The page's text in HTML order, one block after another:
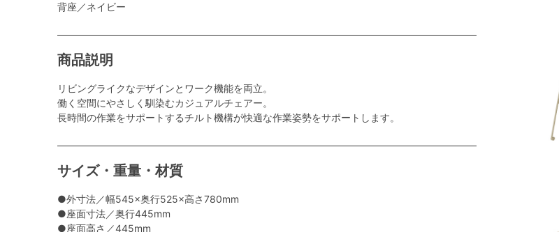
背座／ネイビー
商品説明
リビングライクなデザインとワーク機能を両立。
働く空間にやさしく馴染むカジュアルチェアー。
長時間の作業をサポートするチルト機構が快適な作業姿勢をサポートします。
サイズ・重量・材質
●外寸法／幅545×奥行525×高さ780mm
●座面寸法／奥行445mm
●座面高さ／445mm